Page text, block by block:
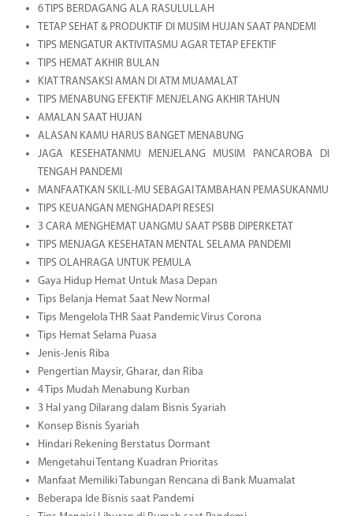
6 TIPS BERDAGANG ALA RASULULLAH
TETAP SEHAT & PRODUKTIF DI MUSIM HUJAN SAAT PANDEMI
TIPS MENGATUR AKTIVITASMU AGAR TETAP EFEKTIF
TIPS HEMAT AKHIR BULAN
KIAT TRANSAKSI AMAN DI ATM MUAMALAT
TIPS MENABUNG EFEKTIF MENJELANG AKHIR TAHUN
AMALAN SAAT HUJAN
ALASAN KAMU HARUS BANGET MENABUNG
JAGA KESEHATANMU MENJELANG MUSIM PANCAROBA DI
TENGAH PANDEMI
MANFAATKAN SKILL-MU SEBAGAI TAMBAHAN PEMASUKANMU
TIPS KEUANGAN MENGHADAPI RESESI
3 CARA MENGHEMAT UANGMU SAAT PSBB DIPERKETAT
TIPS MENJAGA KESEHATAN MENTAL SELAMA PANDEMI
TIPS OLAHRAGA UNTUK PEMULA
Gaya Hidup Hemat Untuk Masa Depan
Tips Belanja Hemat Saat New Normal
Tips Mengelola THR Saat Pandemic Virus Corona
Tips Hemat Selama Puasa
Jenis-Jenis Riba
Pengertian Maysir, Gharar, dan Riba
4 Tips Mudah Menabung Kurban
3 Hal yang Dilarang dalam Bisnis Syariah
Konsep Bisnis Syariah
Hindari Rekening Berstatus Dormant
Mengetahui Tentang Kuadran Prioritas
Manfaat Memiliki Tabungan Rencana di Bank Muamalat
Beberapa Ide Bisnis saat Pandemi